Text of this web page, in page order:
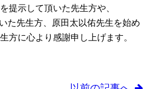
提示して頂いた先生方や、
た先生方、原田太以佑先生を始め
方に心より感謝申し上げます。